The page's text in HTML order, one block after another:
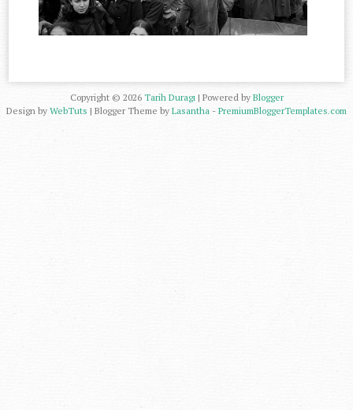
Copyright © 2026 Tarih Duragı| Powered by Blogger
Design by WebTuts | Blogger Theme by Lasantha - PremiumBloggerTemplates.com